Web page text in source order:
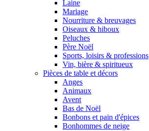
Laine
Mariage
Nourriture & breuvages
Oiseaux & hiboux
Peluches
Père Noël
Sports, loisirs & professions
Vin, bière & spiritueux
Pièces de table et décors
Anges
Animaux
Avent
Bas de Noël
Bonbons et pain d'épices
Bonhommes de neige